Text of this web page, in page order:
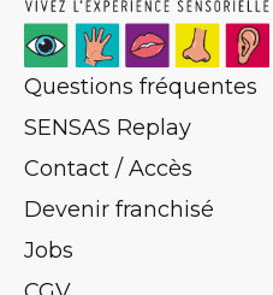
Questions fréquentes
SENSAS Replay
Contact / Accès
Devenir franchisé
Jobs